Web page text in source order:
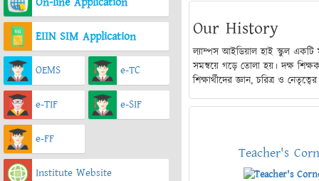
EIIN SIM Application
OEMS e-TC
e-TIF e-SIF
e-FF
Institute Website
Our History
ল্যাম্পস আইডিয়াল হাই স্কুল একটি
সমন্বয়ে গড়ে তোলা হয়। দক্ষ
শিক্ষার্থীদের জ্ঞান, চরিত্র ও
Teacher's